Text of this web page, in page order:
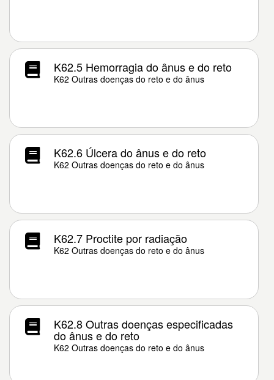
K62.5 Hemorragia do ânus e do reto
K62 Outras doenças do reto e do ânus
K62.6 Úlcera do ânus e do reto
K62 Outras doenças do reto e do ânus
K62.7 Proctite por radiação
K62 Outras doenças do reto e do ânus
K62.8 Outras doenças especificadas
do ânus e do reto
K62 Outras doenças do reto e do ânus